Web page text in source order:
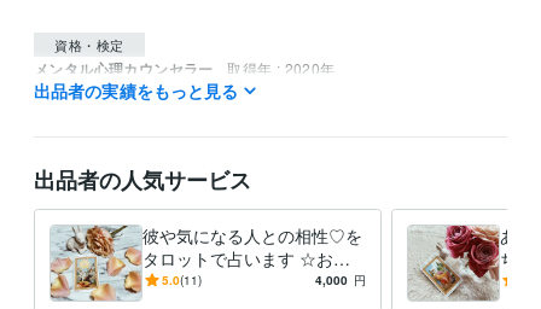
資格・検定
メンタル心理カウンセラー 取得年 : 2020年
タロットリーディングマスター
タロットリーディングマスター 取得年 : 2018年
メンタル心理カウンセラー
四柱推命鑑定士 取得年 : 2018年
出品者の実績をもっと見る
出品者の人気サービス
彼や気になる人との相性♡を
タロットで占います ☆お相
手との今現在の相性をタロッ
5.0(11) 4,000 円
あな
ちや
やお